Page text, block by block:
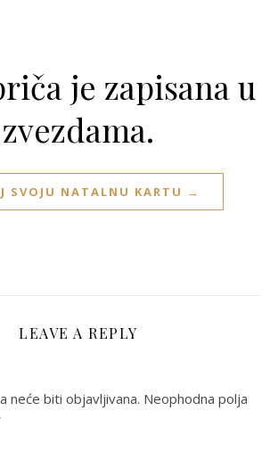
je zapisana u
zvezdama.
SVOJU NATALNU KARTU →
LEAVE A REPLY
neće biti objavljivana. Neophodna polja